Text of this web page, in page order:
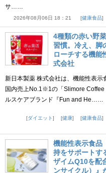
サ……
2026年08月06日 18：21 健康食品
4種類の赤い野
習慣。冷え、脚
ローチする機能
式会社
新日本製薬 株式会社は、機能性表
国内売上No.1※1の「Slimore Coffee
ルスケアブランド『Fun and He……
ダイエット
健康 健康食品
機能性表示食品
持をサポートす
ザイムQ10を配
ンサイクル）』